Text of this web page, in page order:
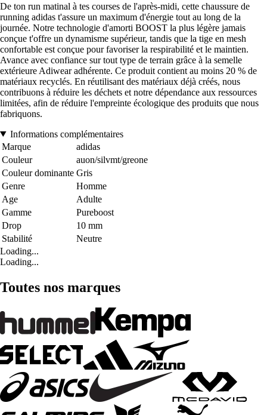
De ton run matinal à tes courses de l'après-midi, cette chaussure de
running adidas t'assure un maximum d'énergie tout au long de la
journée. Notre technologie d'amorti BOOST la plus légère jamais
conçue t'offre un dynamisme supérieur, tandis que la tige en mesh
confortable est conçue pour favoriser la respirabilité et le maintien.
Avance avec confiance sur tout type de terrain grâce à la semelle
extérieure Adiwear adhérente. Ce produit contient au moins 20 % de
matériaux recyclés. En réutilisant des matériaux déjà créés, nous
contribuons à réduire les déchets et notre dépendance aux ressources
limitées, afin de réduire l'empreinte écologique des produits que nous
fabriquons.
Informations complémentaires
Marque
adidas
Couleur
auon/silvmt/greone
Couleur dominante Gris
Genre
Homme
Age
Adulte
Gamme
Pureboost
Drop
10 mm
Stabilité
Neutre
Loading...
Loading...
Toutes nos marques